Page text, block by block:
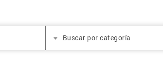
Buscar por categoría